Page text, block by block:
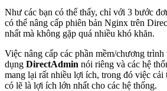
Như các bạn có thể thấy, chỉ với 3 bước
có thể nâng cấp phiên bản Nginx trên
nhất mà không gặp quá nhiều khó khăn.
Việc nâng cấp các phần mềm/chương
dụng DirectAdmin nói riêng và các hệ
mang lại rất nhiều lợi ích, trong đó việc cải
có lẽ là lợi ích lớn nhất cho các hệ thống.